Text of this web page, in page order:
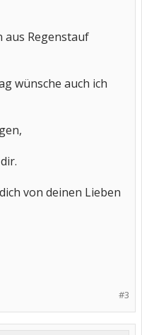
aus Regenstauf
wünsche auch ich
von deinen Lieben
#3